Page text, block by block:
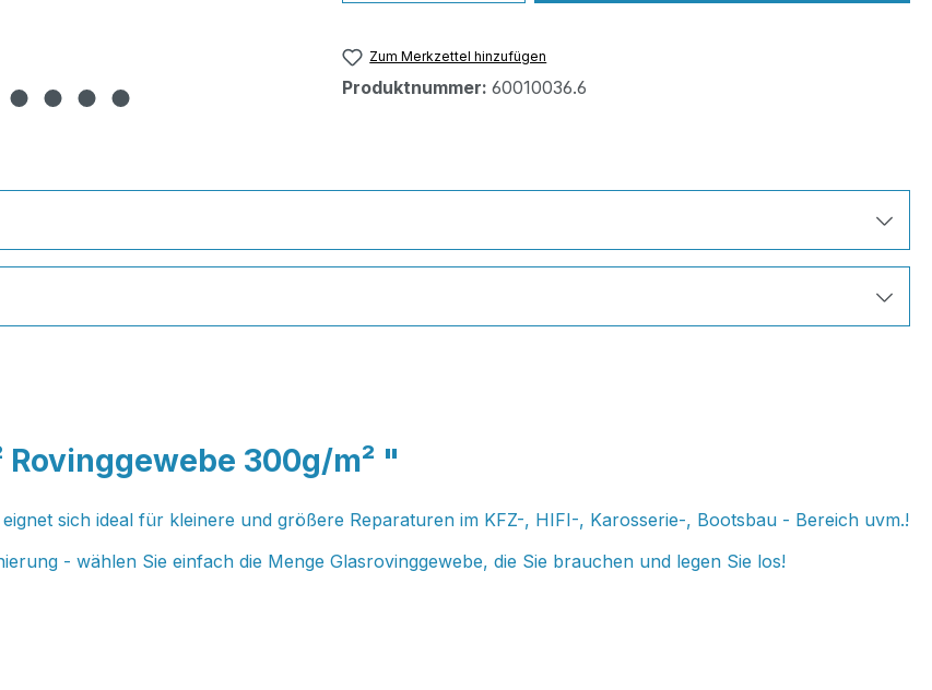
Zum Merkzettel hinzufügen
Produktnummer: 60010036.6
Rovinggewebe 300g/m² "
sich ideal für kleinere und größere Reparaturen im KFZ-, HIFI-, Karosserie-, Bootsbau - Bereich uvm.!
- wählen Sie einfach die Menge Glasrovinggewebe, die Sie brauchen und legen Sie los!